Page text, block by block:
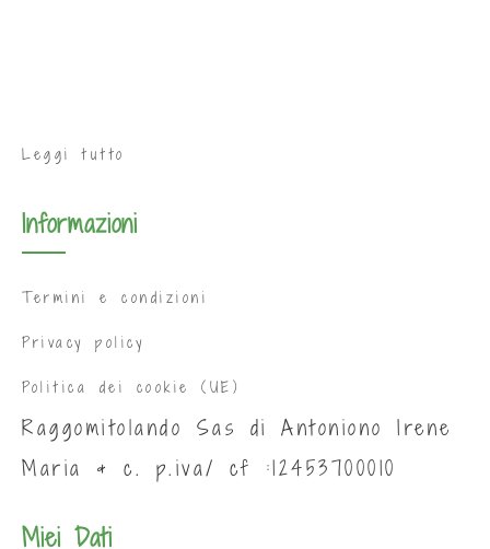
Leggi tutto
Informazioni
Termini e condizioni
Privacy policy
Politica dei cookie (UE)
Raggomitolando Sas di Antoniono Irene
Maria & c. p.iva/ cf :12453700010
Miei Dati